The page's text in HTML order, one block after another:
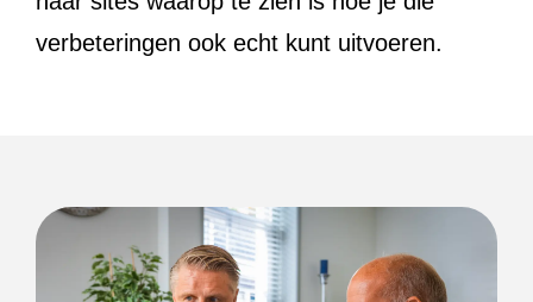
verbeteringen ook echt kunt uitvoeren.